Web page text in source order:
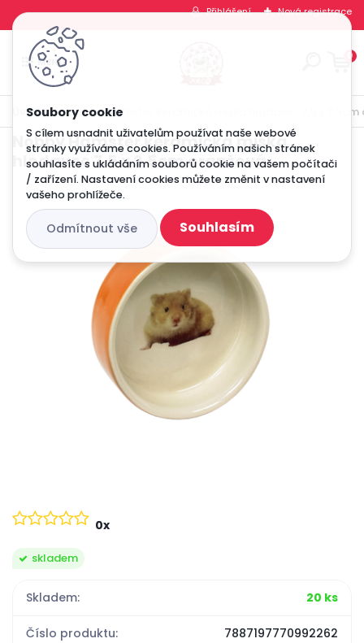
S cílem usnadnit uživatelům používat naše webové
stránky využíváme cookies. Používáním našich stránek
souhlasíte s ukládáním souborů cookie na vašem počítači
/ zařízení. Nastavení cookies můžete změnit v nastavení
vašeho prohlížeče.
Odmítnout vše Souhlasím
Přihlášení Nová registrace
0
Úvod Nobby Hamster keramická miska hlodavec 7,5 x 2,5cm
Nobby Hamster keramická miska
hlodavec 7,5 x 2,5cm oranžová
skladem
0x
Skladem: 20 ks
Číslo produktu: 7887197770992262